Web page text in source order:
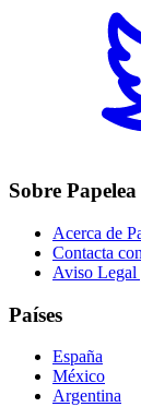
Sobre Papelea
Acerca de
Contacta
Aviso Legal
Países
España
México
Argentina